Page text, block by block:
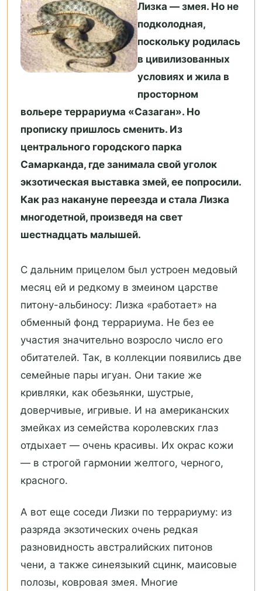
Лизка — змея. Но не
подколодная,
поскольку родилась
в цивилизованных
условиях и жила в
просторном
вольере террариума «Сазаган». Но
прописку пришлось сменить. Из
центрального городского парка
Самарканда, где занимала свой уголок
экзотическая выставка змей, ее попросили.
Как раз накануне переезда и стала Лизка
многодетной, произведя на свет
шестнадцать малышей.
С дальним прицелом был устроен медовый
месяц ей и редкому в змеином царстве
питону-альбиносу: Лизка «работает» на
обменный фонд террариума. Не без ее
участия значительно возросло число его
обитателей. Так, в коллекции появились две
семейные пары игуан. Они такие же
кривляки, как обезьянки, шустрые,
доверчивые, игривые. И на американских
змейках из семейства королевских глаз
отдыхает — очень красивы. Их окрас кожи
— в строгой гармонии желтого, черного,
красного.
А вот еще соседи Лизки по террариуму: из
разряда экзотических очень редкая
разновидность австралийских питонов
чени, а также синеязыкий сцинк, маисовые
полозы, ковровая змея. Многие